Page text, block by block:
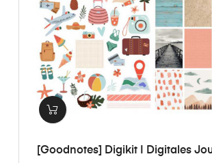
[Goodnotes] Digikit | Digitales